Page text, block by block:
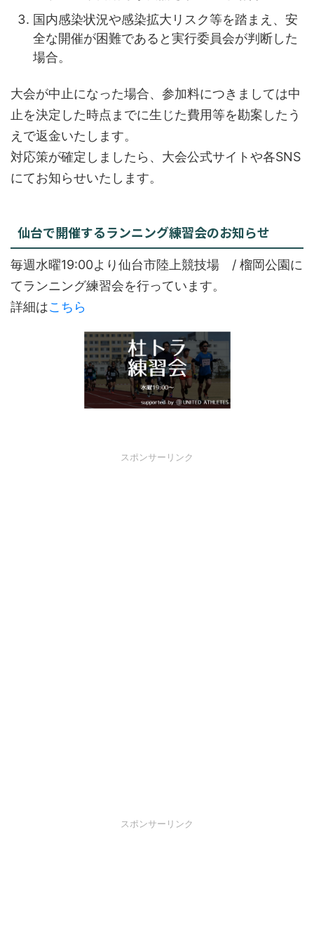
国内感染状況や感染拡大リスク等を踏まえ、安
全な開催が困難であると実行委員会が判断した
場合。
大会が中止になった場合、参加料につきましては中
止を決定した時点までに生じた費用等を勘案したう
えで返金いたします。
対応策が確定しましたら、大会公式サイトや各SNS
にてお知らせいたします。
仙台で開催するランニング練習会のお知らせ
毎週水曜19:00より仙台市陸上競技場 / 榴岡公園に
てランニング練習会を行っています。
詳細はこちら
スポンサーリンク
スポンサーリンク